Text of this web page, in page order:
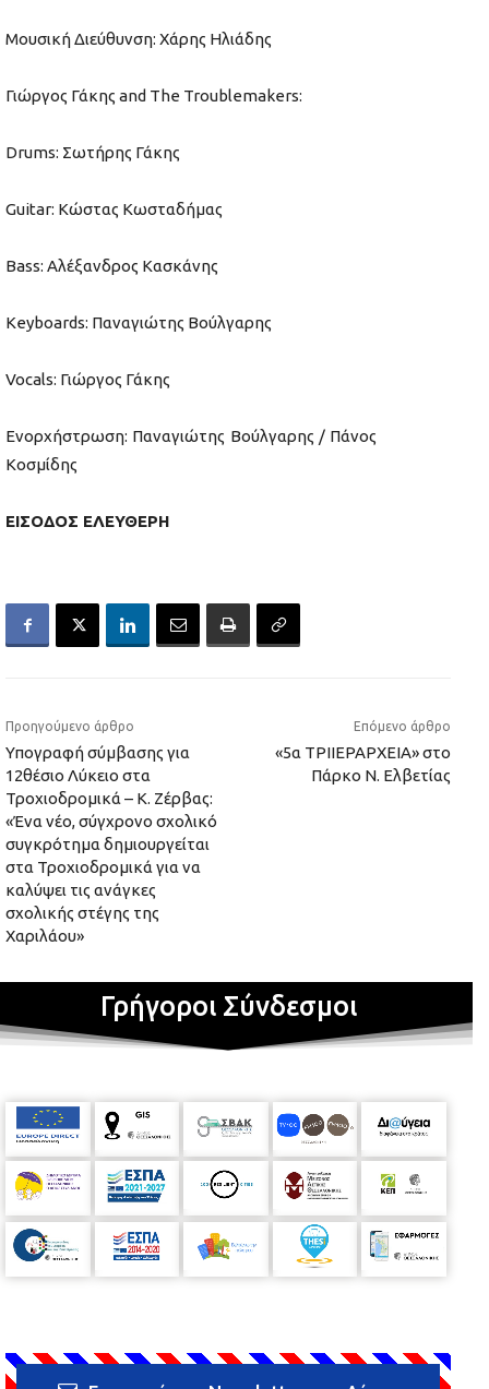
Μουσική Διεύθυνση: Χάρης Ηλιάδης
Γιώργος Γάκης and The Troublemakers:
Drums: Σωτήρης Γάκης
Guitar: Κώστας Κωσταδήμας
Bass: Αλέξανδρος Κασκάνης
Keyboards: Παναγιώτης Βούλγαρης
Vocals: Γιώργος Γάκης
Ενορχήστρωση: Παναγιώτης Βούλγαρης / Πάνος
Κοσμίδης
ΕΙΣΟΔΟΣ ΕΛΕΥΘΕΡΗ
Προηγούμενο άρθρο
Υπογραφή σύμβασης για
12θέσιο Λύκειο στα
Τροχιοδρομικά – Κ. Ζέρβας:
«Ένα νέο, σύγχρονο σχολικό
συγκρότημα δημιουργείται
στα Τροχιοδρομικά για να
καλύψει τις ανάγκες
σχολικής στέγης της
Χαριλάου»
Επόμενο άρθρο
«5α ΤΡΙΙΕΡΑΡΧΕΙΑ» στο
Πάρκο Ν. Ελβετίας
Γρήγοροι Σύνδεσμοι